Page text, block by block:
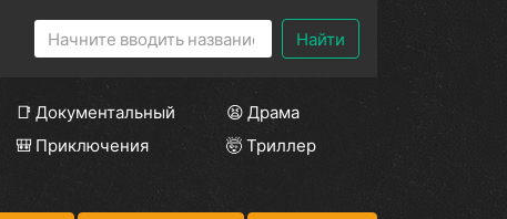
Найти
📑 Документальный
😫 Драма
🎒 Приключения
🤯 Триллер